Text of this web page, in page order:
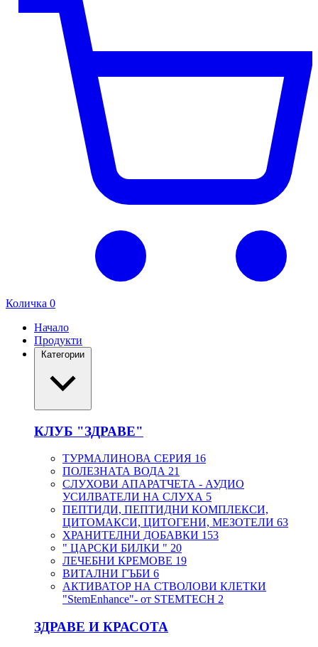
Количка 0
Начало
Продукти
Категории
КЛУБ "ЗДРАВЕ"
ТУРМАЛИНОВА СЕРИЯ 16
ПОЛЕЗНАТА ВОДА 21
СЛУХОВИ АПАРАТЧЕТА - АУДИО
УСИЛВАТЕЛИ НА СЛУХА 5
ПЕПТИДИ, ПЕПТИДНИ КОМПЛЕКСИ,
ЦИТОМАКСИ, ЦИТОГЕНИ, МЕЗОТЕЛИ 63
ХРАНИТЕЛНИ ДОБАВКИ 153
" ЦАРСКИ БИЛКИ " 20
ЛЕЧЕБНИ КРЕМОВЕ 19
ВИТАЛНИ ГЪБИ 6
АКТИВАТОР НА СТВОЛОВИ КЛЕТКИ
"StemEnhance"- от STEMTECH 2
ЗДРАВЕ И КРАСОТА